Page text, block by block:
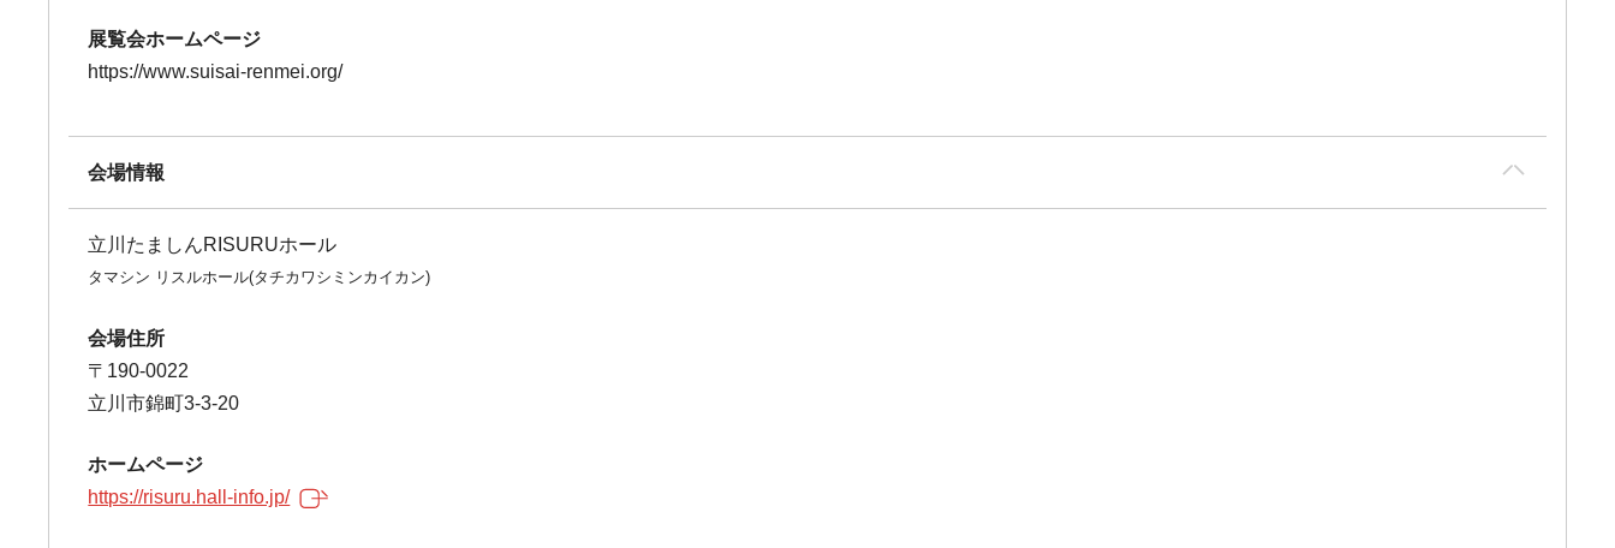
展覧会ホームページ
https://www.suisai-renmei.org/
会場情報
立川たましんRISURUホール
タマシン リスルホール(タチカワシミンカイカン)
会場住所
〒190-0022
立川市錦町3-3-20
ホームページ
https://risuru.hall-info.jp/